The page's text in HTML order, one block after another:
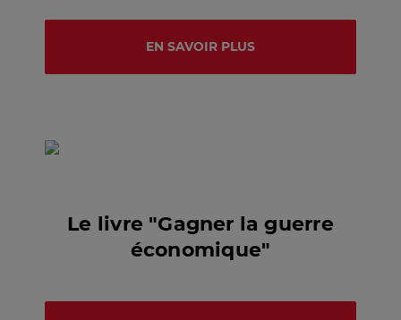
EN SAVOIR PLUS
Le livre "Gagner la guerre
économique"